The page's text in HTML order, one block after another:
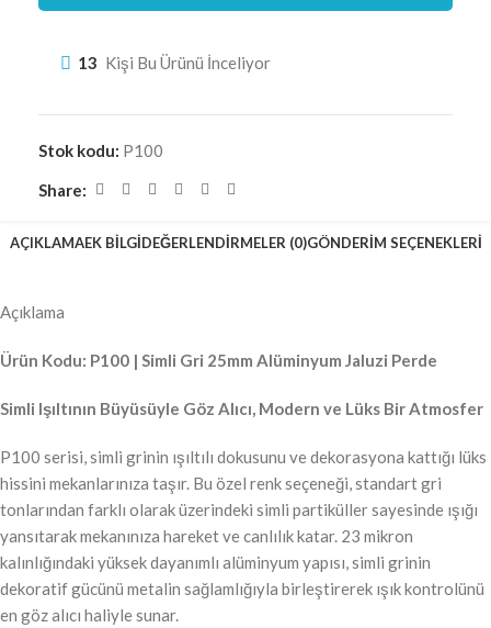
13 Kişi Bu Ürünü İnceliyor
Stok kodu: P100
Share:
AÇIKLAMAEK BILGIDEĞERLENDIRMELER (0)GÖNDERIM SEÇENEKLERI
Açıklama
Ürün Kodu: P100 | Simli Gri 25mm Alüminyum Jaluzi Perde
Simli Işıltının Büyüsüyle Göz Alıcı, Modern ve Lüks Bir Atmosfer
P100 serisi, simli grinin ışıltılı dokusunu ve dekorasyona kattığı lüks
hissini mekanlarınıza taşır. Bu özel renk seçeneği, standart gri
tonlarından farklı olarak üzerindeki simli partiküller sayesinde ışığı
yansıtarak mekanınıza hareket ve canlılık katar. 23 mikron
kalınlığındaki yüksek dayanımlı alüminyum yapısı, simli grinin
dekoratif gücünü metalin sağlamlığıyla birleştirerek ışık kontrolünü
en göz alıcı haliyle sunar.